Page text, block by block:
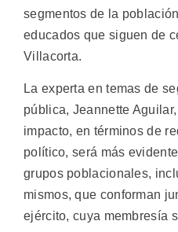
segmentos de la
educados que siguen de
Villacorta.
La experta en temas de
pública, Jeannette
impacto, en términos de
político, será más
grupos poblacionales,
mismos, que conforman
ejército, cuya membresía